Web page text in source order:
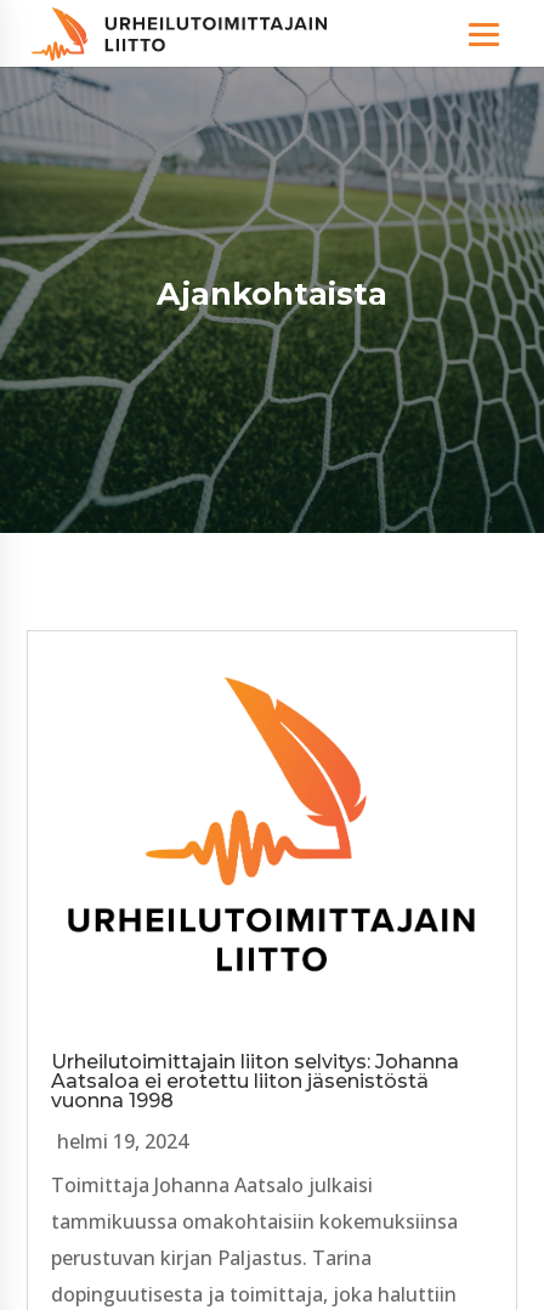
Ajankohtaista
Urheilutoimittajain liiton selvitys: Johanna
Aatsaloa ei erotettu liiton jäsenistöstä
vuonna 1998
helmi 19, 2024
Toimittaja Johanna Aatsalo julkaisi
tammikuussa omakohtaisiin kokemuksiinsa
perustuvan kirjan Paljastus. Tarina
dopinguutisesta ja toimittaja, joka haluttiin